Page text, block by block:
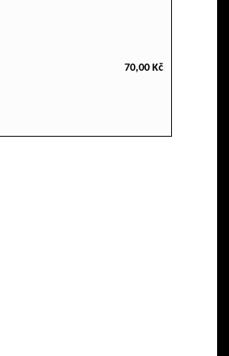
70,00 Kč